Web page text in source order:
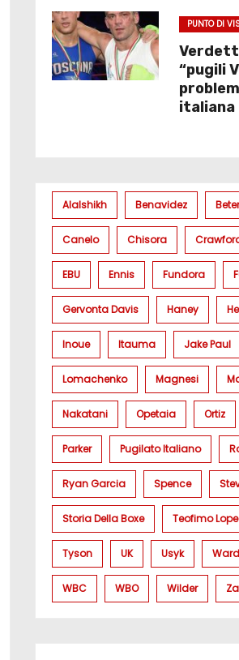
PUNTO DI
“pugili
italiana
Alalshikh Benavidez
Canelo Chisora
EBU Ennis Fundora
Gervonta Davis Haney
Inoue Itauma Jake Paul
Lomachenko Magnesi
Nakatani Opetaia Ortiz
Parker Pugilato Italiano
Ryan Garcia Spence
Storia Della Boxe Teofimo
Tyson UK Usyk
WBC WBO Wilder